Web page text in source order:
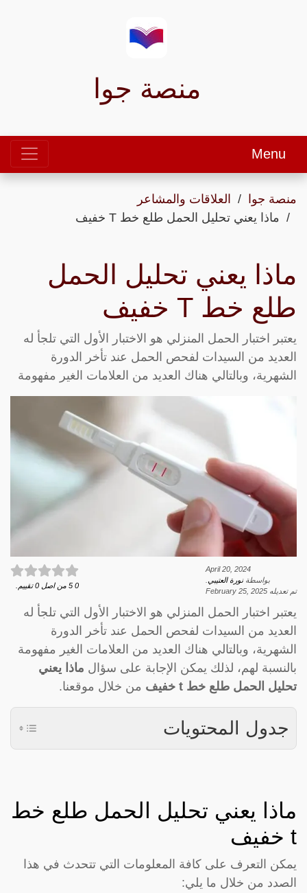
منصة جوا
Menu
منصة جوا
العلاقات والمشاعر
ماذا يعني تحليل الحمل طلع خط T خفيف
ماذا يعني تحليل الحمل
طلع خط T خفيف
يعتبر اختبار الحمل المنزلي هو الاختبار الأول التي تلجأ له
العديد من السيدات لفحص الحمل عند تأخر الدورة
الشهرية، وبالتالي هناك العديد من العلامات الغير مفهومة
April 20, 2024
بواسطةنورة العتيبي
تم تعديله February 25, 2025
0
5 من اصل 0 تقييم.
يعتبر اختبار الحمل المنزلي هو الاختبار الأول التي تلجأ له
العديد من السيدات لفحص الحمل عند تأخر الدورة
الشهرية، وبالتالي هناك العديد من العلامات الغير مفهومة
بالنسبة لهم، لذلك يمكن الإجابة على سؤال ماذا يعني
تحليل الحمل طلع خط t خفيف
من خلال موقعنا.
جدول المحتويات
ماذا يعني تحليل الحمل طلع خط
t خفيف
يمكن التعرف على كافة المعلومات التي تتحدث في هذا
الصدد من خلال ما يلي: